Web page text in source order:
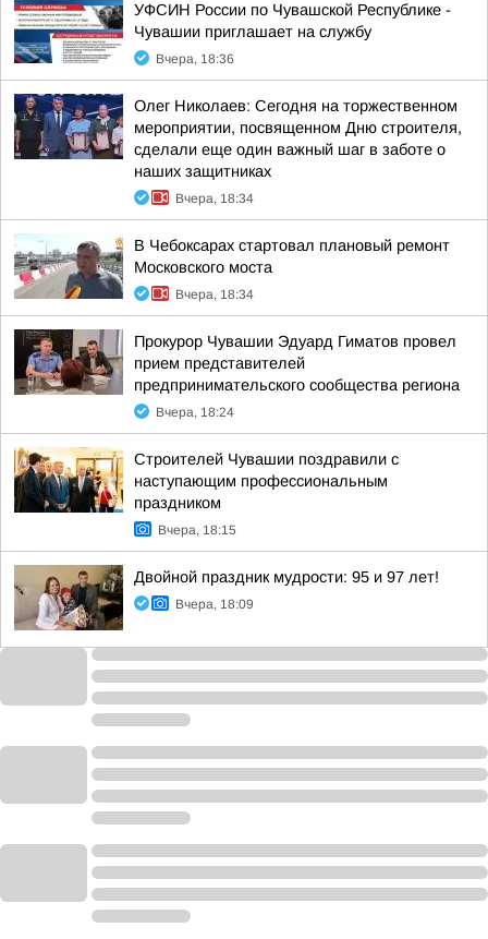
УФСИН России по Чувашской Республике -
Чувашии приглашает на службу
Вчера, 18:36
Олег Николаев: Сегодня на торжественном
мероприятии, посвященном Дню строителя,
сделали еще один важный шаг в заботе о
наших защитниках
Вчера, 18:34
В Чебоксарах стартовал плановый ремонт
Московского моста
Вчера, 18:34
Прокурор Чувашии Эдуард Гиматов провел
прием представителей
предпринимательского сообщества региона
Вчера, 18:24
Строителей Чувашии поздравили с
наступающим профессиональным
праздником
Вчера, 18:15
Двойной праздник мудрости: 95 и 97 лет!
Вчера, 18:09